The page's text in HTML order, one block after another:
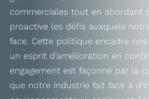
commerciales tout en abordant
proactive les défis auxquels
face. Cette politique encadre nos
un esprit d’amélioration en
engagement est façonné par la
que notre industrie fait face à